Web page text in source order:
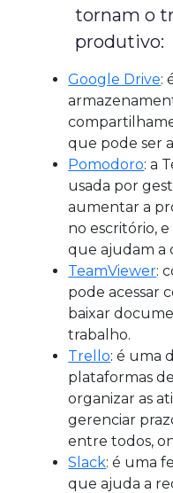
tornam o
produtivo:
Google Drive:
que pode ser
Pomodoro: a
usada por
aumentar a
no escritório,
que ajudam a
TeamViewer:
pode acessar
baixar
trabalho.
Trello: é uma
plataformas
organizar as
gerenciar
entre todos,
Slack: é uma
que ajuda a